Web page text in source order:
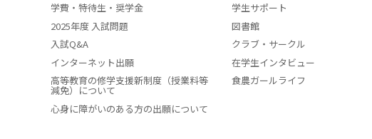
学費・特待生・奨学金
2025年度 入試問題
入試Q&A
インターネット出願
高等教育の修学支援新制度（授業料等
減免）について
心身に障がいのある方の出願について
学生サポート
図書館
クラブ・サークル
在学生インタビュー
食農ガールライフ